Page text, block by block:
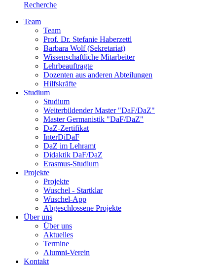
Recherche
Team
Team
Prof. Dr. Stefanie Haberzettl
Barbara Wolf (Sekretariat)
Wissenschaftliche Mitarbeiter
Lehrbeauftragte
Dozenten aus anderen Abteilungen
Hilfskräfte
Studium
Studium
Weiterbildender Master "DaF/DaZ"
Master Germanistik "DaF/DaZ"
DaZ-Zertifikat
InterDiDaF
DaZ im Lehramt
Didaktik DaF/DaZ
Erasmus-Studium
Projekte
Projekte
Wuschel - Startklar
Wuschel-App
Abgeschlossene Projekte
Über uns
Über uns
Aktuelles
Termine
Alumni-Verein
Kontakt